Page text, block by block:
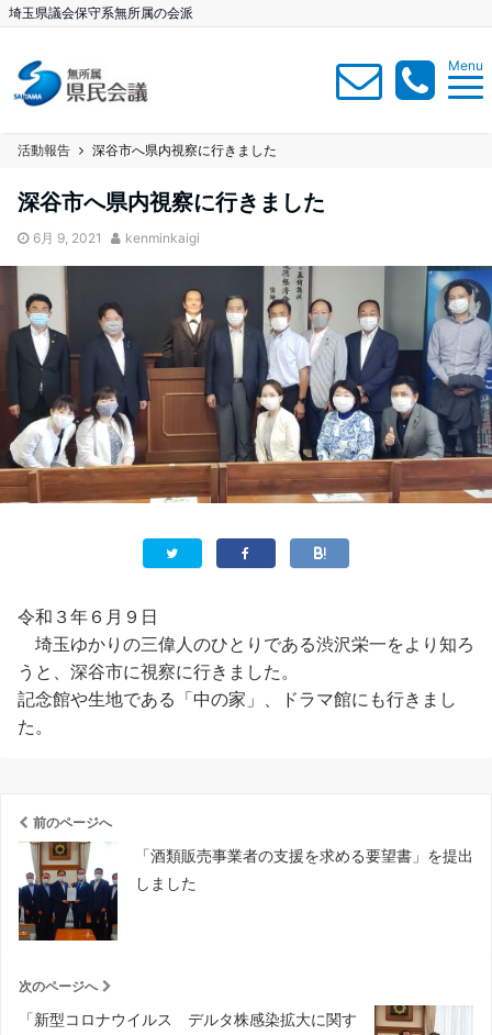
埼玉県議会保守系無所属の会派
Menu
活動報告 深谷市へ県内視察に行きました
深谷市へ県内視察に行きました
6月 9, 2021 kenminkaigi
令和３年６月９日
埼玉ゆかりの三偉人のひとりである渋沢栄一をより知ろ
うと、深谷市に視察に行きました。
記念館や生地である「中の家」、ドラマ館にも行きまし
た。
前のページへ
「酒類販売事業者の支援を求める要望書」を提出
しました
次のページへ
「新型コロナウイルス デルタ株感染拡大に関す